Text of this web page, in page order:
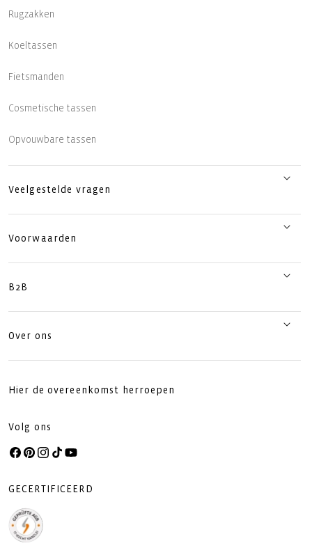
Rugzakken
Koeltassen
Fietsmanden
Cosmetische tassen
Opvouwbare tassen
Veelgestelde vragen
Voorwaarden
B2B
Over ons
Hier de overeenkomst herroepen
Volg ons
Facebook
Pinterest
Instagram
TikTokYouTube
GECERTIFICEERD